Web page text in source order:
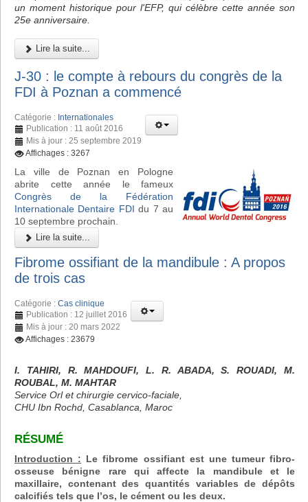
un moment historique pour l'EFP, qui célèbre cette année son
25e anniversaire.
Lire la suite...
J-30 : le compte à rebours du congrès de la
FDI à Poznan a commencé
Catégorie : Internationales
Publication : 11 août 2016
Mis à jour : 25 septembre 2019
Affichages : 3267
La ville de Poznan en Pologne
abrite cette année le fameux
Congrès de la Fédération
Internationale Dentaire FDI du 7 au
10 septembre prochain.
Lire la suite...
Fibrome ossifiant de la mandibule : A propos
de trois cas
Catégorie : Cas clinique
Publication : 12 juillet 2016
Mis à jour : 20 mars 2022
Affichages : 23679
I. TAHIRI, R. MAHDOUFI, L. R. ABADA, S. ROUADI, M.
ROUBAL, M. MAHTAR
Service Orl et chirurgie cervico-faciale,
CHU Ibn Rochd, Casablanca, Maroc
RÉSUMÉ
Introduction : Le fibrome ossifiant est une tumeur fibro-
osseuse bénigne rare qui affecte la mandibule et le
maxillaire, contenant des quantités variables de dépôts
calcifiés tels que l’os, le cément ou les deux.